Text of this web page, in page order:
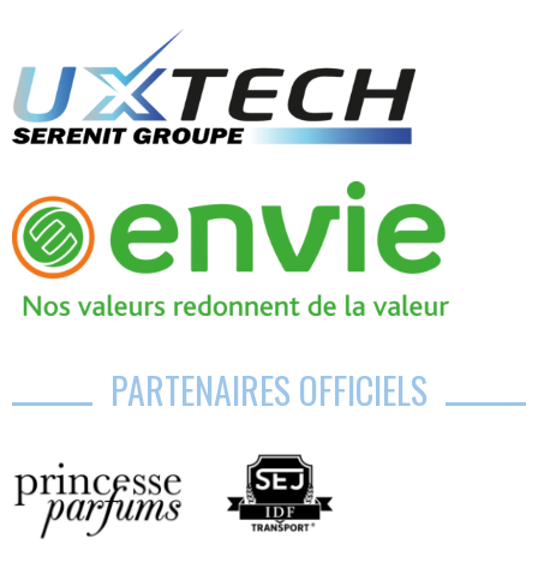
PARTENAIRES OFFICIELS